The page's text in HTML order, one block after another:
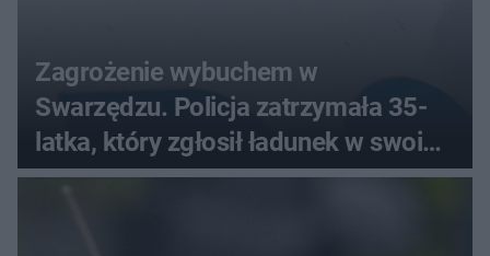
Zagrożenie wybuchem w
Swarzędzu. Policja zatrzymała 35-
latka, który zgłosił ładunek w swoim
aucie